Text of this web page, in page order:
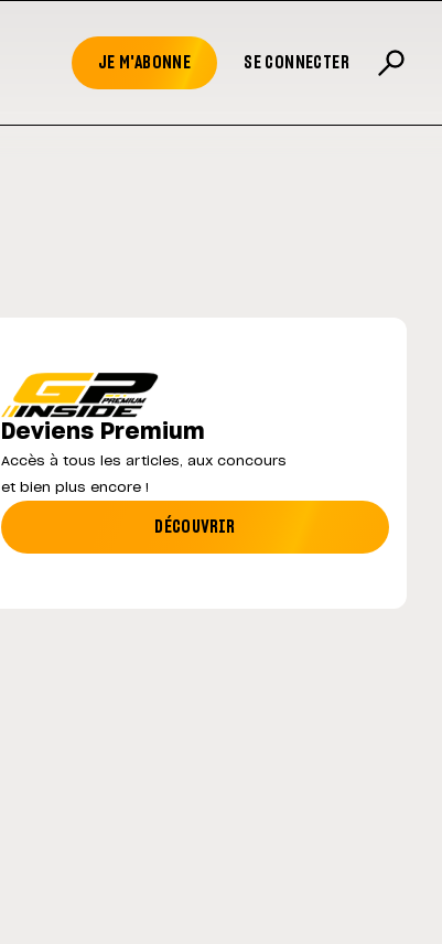
JE M'ABONNE SE CONNECTER
MotoGP : les cinq constructeurs signent un
Deviens Premium
Accès à tous les articles, aux concours
et bien plus encore !
DÉCOUVRIR